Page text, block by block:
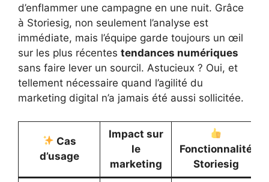
d’enflammer une campagne en une nuit. Grâce
à Storiesig, non seulement l’analyse est
immédiate, mais l’équipe garde toujours un œil
sur les plus récentes tendances numériques
sans faire lever un sourcil. Astucieux ? Oui, et
tellement nécessaire quand l’agilité du
marketing digital n’a jamais été aussi sollicitée.
Cas
d’usage
Impact sur
le
marketing
Fonctionnalité
Storiesig